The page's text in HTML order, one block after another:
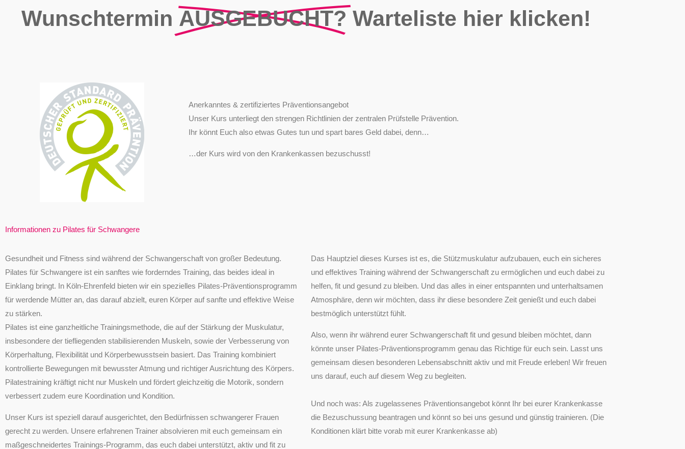
Wunschtermin AUSGEBUCHT? Warteliste hier klicken!
Anerkanntes & zertifiziertes Präventionsangebot
Unser Kurs unterliegt den strengen Richtlinien der zentralen Prüfstelle Prävention.
Ihr könnt Euch also etwas Gutes tun und spart bares Geld dabei, denn…
…der Kurs wird von den Krankenkassen bezuschusst!
Informationen zu Pilates für Schwangere
Gesundheit und Fitness sind während der Schwangerschaft von großer Bedeutung.
Pilates für Schwangere ist ein sanftes wie forderndes Training, das beides ideal in
Einklang bringt. In Köln-Ehrenfeld bieten wir ein spezielles Pilates-Präventionsprogramm
für werdende Mütter an, das darauf abzielt, euren Körper auf sanfte und effektive Weise
zu stärken.
Pilates ist eine ganzheitliche Trainingsmethode, die auf der Stärkung der Muskulatur,
insbesondere der tiefliegenden stabilisierenden Muskeln, sowie der Verbesserung von
Körperhaltung, Flexibilität und Körperbewusstsein basiert. Das Training kombiniert
kontrollierte Bewegungen mit bewusster Atmung und richtiger Ausrichtung des Körpers.
Pilatestraining kräftigt nicht nur Muskeln und fördert gleichzeitig die Motorik, sondern
verbessert zudem eure Koordination und Kondition.
Unser Kurs ist speziell darauf ausgerichtet, den Bedürfnissen schwangerer Frauen
gerecht zu werden. Unsere erfahrenen Trainer absolvieren mit euch gemeinsam ein
maßgeschneidertes Trainings-Programm, das euch dabei unterstützt, aktiv und fit zu
Das Hauptziel dieses Kurses ist es, die Stützmuskulatur aufzubauen, euch ein sicheres
und effektives Training während der Schwangerschaft zu ermöglichen und euch dabei zu
helfen, fit und gesund zu bleiben. Und das alles in einer entspannten und unterhaltsamen
Atmosphäre, denn wir möchten, dass ihr diese besondere Zeit genießt und euch dabei
bestmöglich unterstützt fühlt.
Also, wenn ihr während eurer Schwangerschaft fit und gesund bleiben möchtet, dann
könnte unser Pilates-Präventionsprogramm genau das Richtige für euch sein. Lasst uns
gemeinsam diesen besonderen Lebensabschnitt aktiv und mit Freude erleben! Wir freuen
uns darauf, euch auf diesem Weg zu begleiten.
Und noch was: Als zugelassenes Präventionsangebot könnt Ihr bei eurer Krankenkasse
die Bezuschussung beantragen und könnt so bei uns gesund und günstig trainieren. (Die
Konditionen klärt bitte vorab mit eurer Krankenkasse ab)